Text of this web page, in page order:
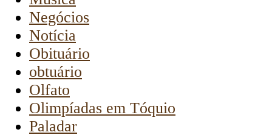
Negócios
Notícia
Obituário
obtuário
Olfato
Olimpíadas em Tóquio
Paladar